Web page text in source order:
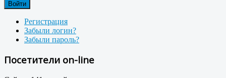
Войти
Регистрация
Забыли логин?
Забыли пароль?
Посетители on-line